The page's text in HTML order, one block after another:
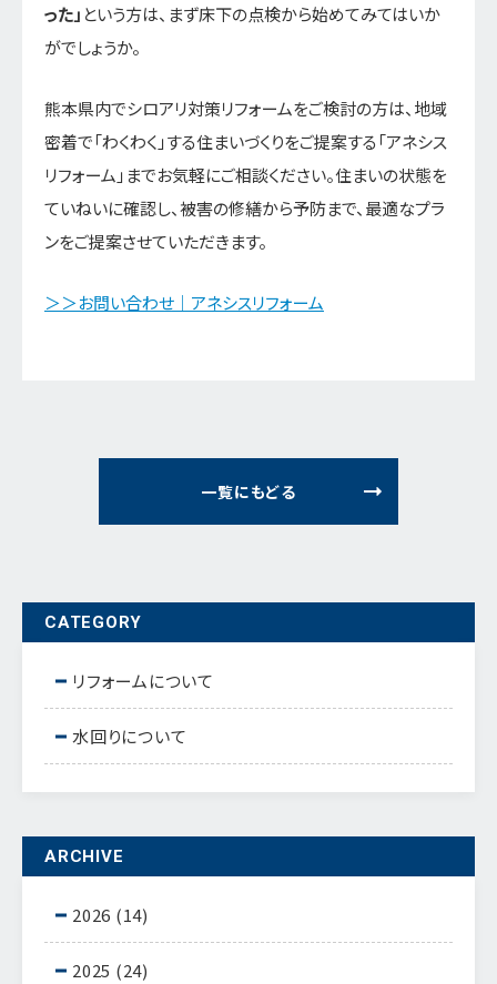
った」 という方は、まず床下の点検から始めてみてはいか
がでしょうか。
熊本県内でシロアリ対策リフォームをご検討の方は、地域
密着で「わくわく」する住まいづくりをご提案する「アネシス
リフォーム」までお気軽にご相談ください。住まいの状態を
ていねいに確認し、被害の修繕から予防まで、最適なプラ
ンをご提案させていただきます。
＞＞お問い合わせ｜アネシスリフォーム
一覧にもどる
CATEGORY
リフォームについて
水回りについて
ARCHIVE
2026 (14)
2025 (24)